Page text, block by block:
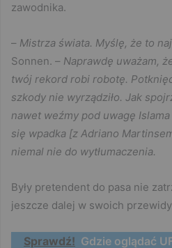
zawodnika.
– Mistrza świata. Myślę, że to
Sonnen. – Naprawdę uważam,
twój rekord robi robotę.
szkody nie wyrządziło. Jak
nawet weźmy pod uwagę Islama
się wpadka [z Adriano
niemal nie do wytłumaczenia.
Były pretendent do pasa nie
jeszcze dalej w swoich
Sprawdź! Gdzie oglądać